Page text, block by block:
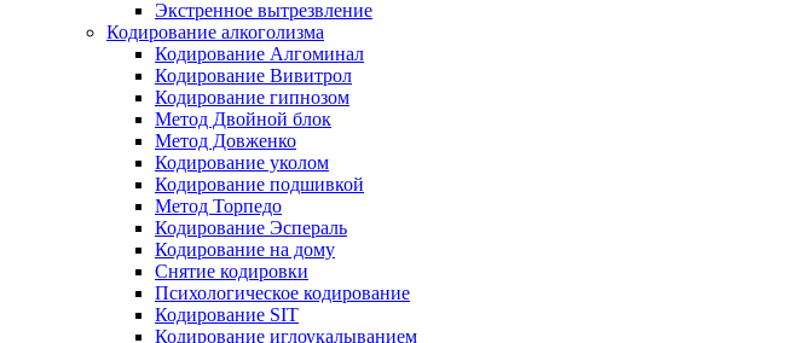
Экстренное вытрезвление
Кодирование алкоголизма
Кодирование Алгоминал
Кодирование Вивитрол
Кодирование гипнозом
Метод Двойной блок
Метод Довженко
Кодирование уколом
Кодирование подшивкой
Метод Торпедо
Кодирование Эспераль
Кодирование на дому
Снятие кодировки
Психологическое кодирование
Кодирование SIT
Кодирование иглоукалыванием